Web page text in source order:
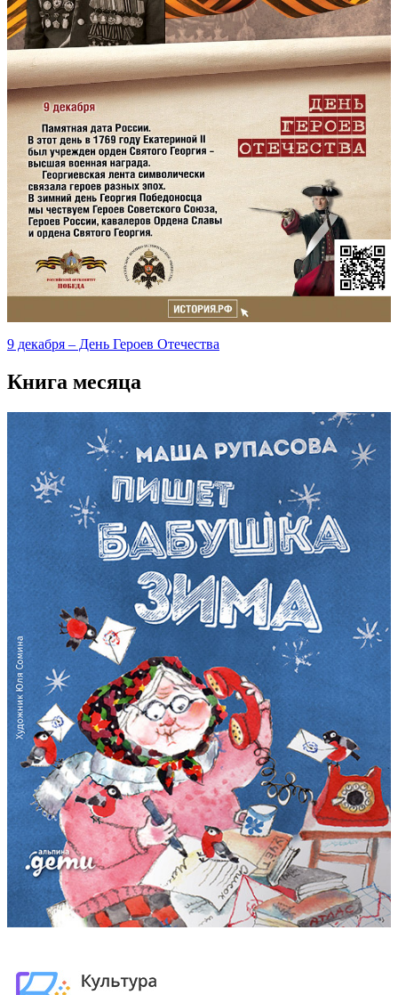
9 декабря – День Героев Отечества
Книга месяца